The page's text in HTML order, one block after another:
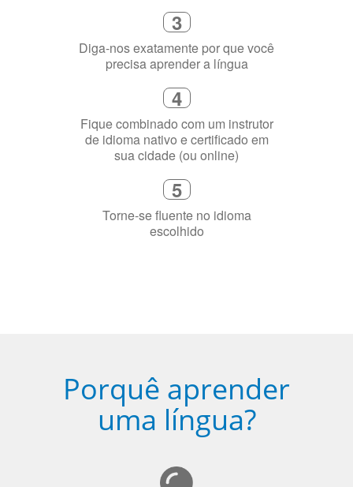
3
Diga-nos exatamente por que você
precisa aprender a língua
4
Fique combinado com um instrutor
de idioma nativo e certificado em
sua cidade (ou online)
5
Torne-se fluente no idioma
escolhido
Porquê aprender
uma língua?